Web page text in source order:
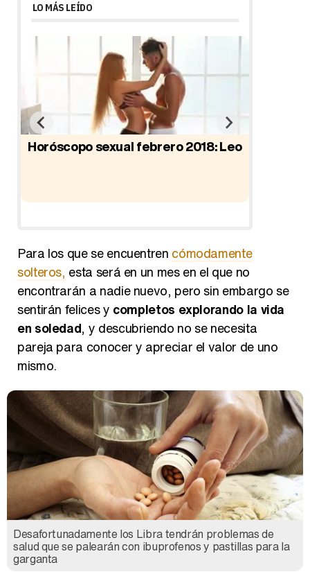
LO MÁS LEÍDO
Horóscopo sexual febrero 2018: Leo
Para los que se encuentren cómodamente
solteros, esta será en un mes en el que no
encontrarán a nadie nuevo, pero sin embargo se
sentirán felices y completos explorando la vida
en soledad, y descubriendo no se necesita
pareja para conocer y apreciar el valor de uno
mismo.
Desafortunadamente los Libra tendrán problemas de
salud que se palearán con ibuprofenos y pastillas para la
garganta